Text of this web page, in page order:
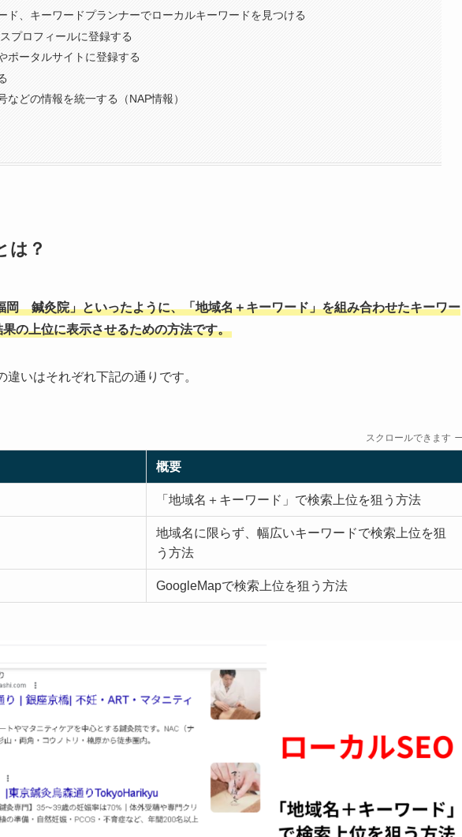
ド、キーワードプランナーでローカルキーワードを見つける
プロフィールに登録する
ポータルサイトに登録する
などの情報を統一する（NAP情報）
は？
岡 鍼灸院」といったように、「地域名＋キーワード」を組み合わせたキーワー
の上位に表示させるための方法です。
いはそれぞれ下記の通りです。
スクロールできます
概要
「地域名＋キーワード」で検索上位を狙う方法
地域名に限らず、幅広いキーワードで検索上位を狙
う方法
GoogleMapで検索上位を狙う方法